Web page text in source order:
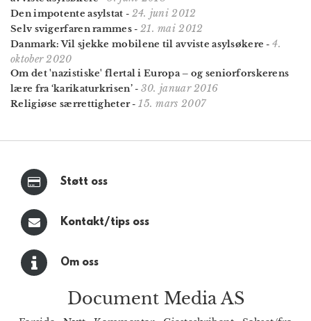
Den impotente asylstat - 24. juni 2012
Selv svigerfaren rammes- 21. mai 2012
Danmark: Vil sjekke mobilene til avviste asylsøkere -4.
oktober 2020
Om det 'nazistiske' flertal i Europa – og seniorforskerens
lære fra ‘karikaturkrisen’- 30. januar 2016
Religiøse særrettigheter-15. mars 2007
Støtt oss
Kontakt/tips oss
Om oss
Document Media AS